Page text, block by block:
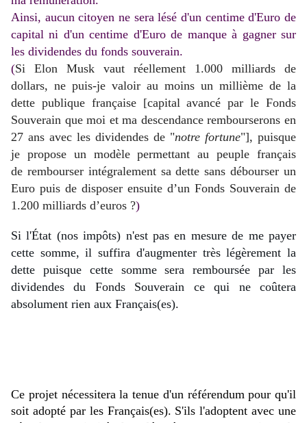
Ainsi, aucun citoyen ne sera lésé d'un centime d'Euro de
capital ni d'un centime d'Euro de manque à gagner sur
les dividendes du fonds souverain.
(Si Elon Musk vaut réellement 1.000 milliards de
dollars, ne puis-je valoir au moins un millième de la
dette publique française [capital avancé par le Fonds
Souverain que moi et ma descendance rembourserons en
27 ans avec les dividendes de "notre fortune"], puisque
je propose un modèle permettant au peuple français
de rembourser intégralement sa dette sans débourser un
Euro puis de disposer ensuite d’un Fonds Souverain de
1.200 milliards d’euros ?)
Si l'État (nos impôts) n'est pas en mesure de me payer
cette somme, il suffira d'augmenter très légèrement la
dette puisque cette somme sera remboursée par les
dividendes du Fonds Souverain ce qui ne coûtera
absolument rien aux Français(es).
Ce projet nécessitera la tenue d'un référendum pour qu'il
soit adopté par les Français(es). S'ils l'adoptent avec une